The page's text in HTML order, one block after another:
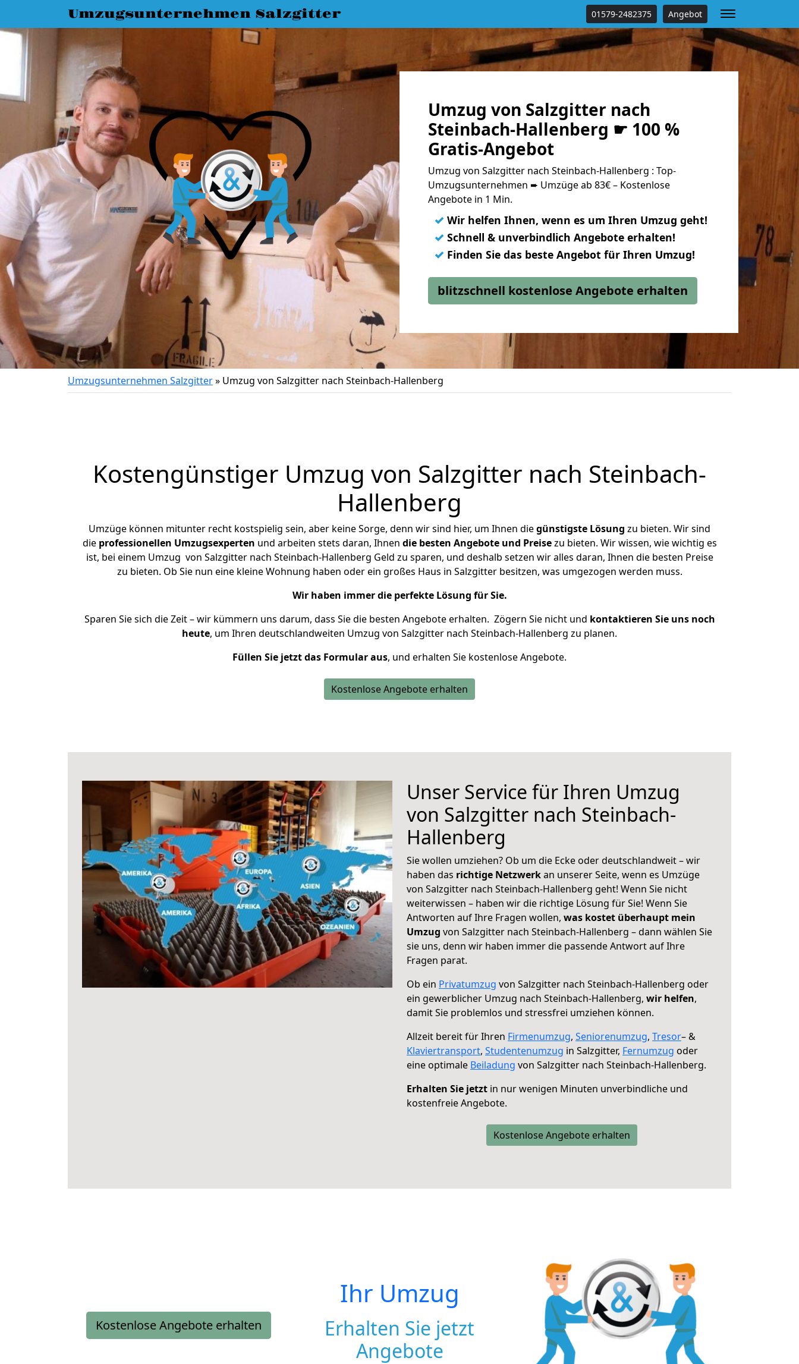
Umzugsunternehmen Salzgitter 01579-2482375 Angebot
Umzug von Salzgitter nach
Steinbach-Hallenberg ☛ 100 %
Gratis-Angebot
Umzug von Salzgitter nach Steinbach-Hallenberg : Top-
Umzugsunternehmen ➨ Umzüge ab 83€ – Kostenlose
Angebote in 1 Min.
✓ Wir helfen Ihnen, wenn es um Ihren Umzug geht!
✓ Schnell & unverbindlich Angebote erhalten!
✓ Finden Sie das beste Angebot für Ihren Umzug!
blitzschnell kostenlose Angebote erhalten
Umzugsunternehmen Salzgitter» Umzug von Salzgitter nach Steinbach-Hallenberg
Kostengünstiger Umzug von Salzgitter nach Steinbach-
Hallenberg
Umzüge können mitunter recht kostspielig sein, aber keine Sorge, denn wir sind hier, um Ihnen diegünstigste Lösung zu bieten. Wir sind
die professionellen Umzugsexperten und arbeiten stets daran, Ihnen die besten Angebote und Preisezu bieten. Wir wissen, wie wichtig es
ist, bei einem Umzug von Salzgitter nach Steinbach-Hallenberg Geld zu sparen, und deshalb setzen wir alles daran, Ihnen die besten Preise
zu bieten. Ob Sie nun eine kleine Wohnung haben oder ein großes Haus in Salzgitter besitzen, was umgezogen werden muss.
Wir haben immer die perfekte Lösung für Sie.
Sparen Sie sich die Zeit – wir kümmern uns darum, dass Sie die besten Angebote erhalten. Zögern Sie nicht und kontaktieren Sie uns noch
heute, um Ihren deutschlandweiten Umzug von Salzgitter nach Steinbach-Hallenberg zu planen.
Füllen Sie jetzt das Formular aus, und erhalten Sie kostenlose Angebote.
Kostenlose Angebote erhalten
Unser Service für Ihren Umzug
von Salzgitter nach Steinbach-
Hallenberg
Sie wollen umziehen? Ob um die Ecke oder deutschlandweit – wir
haben das richtige Netzwerkan unserer Seite, wenn es Umzüge
von Salzgitter nach Steinbach-Hallenberg geht! Wenn Sie nicht
weiterwissen – haben wir die richtige Lösung für Sie! Wenn Sie
Antworten auf Ihre Fragen wollen, was kostet überhaupt mein
Umzug von Salzgitter nach Steinbach-Hallenberg – dann wählen Sie
sie uns, denn wir haben immer die passende Antwort auf Ihre
Fragen parat.
Ob ein Privatumzug von Salzgitter nach Steinbach-Hallenberg oder
ein gewerblicher Umzug nach Steinbach-Hallenberg, wir helfen,
damit Sie problemlos und stressfrei umziehen können.
Allzeit bereit für Ihren Firmenumzug, Seniorenumzug, Tresor– &
Klaviertransport, Studentenumzug in Salzgitter, Fernumzug oder
eine optimale Beiladung von Salzgitter nach Steinbach-Hallenberg.
Erhalten Sie jetzt in nur wenigen Minuten unverbindliche und
kostenfreie Angebote.
Kostenlose Angebote erhalten
Kostenlose Angebote erhalten
Ihr Umzug
Erhalten Sie jetzt
Angebote